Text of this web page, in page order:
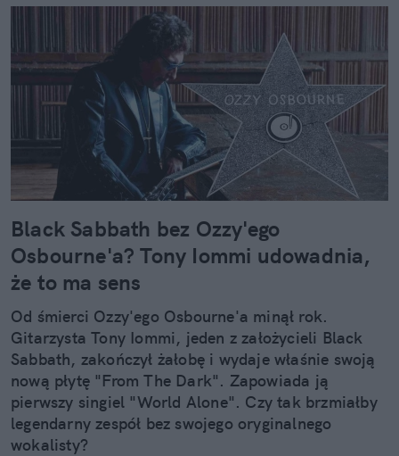
Black Sabbath bez Ozzy'ego
Osbourne'a? Tony Iommi udowadnia,
że to ma sens
Od śmierci Ozzy'ego Osbourne'a minął rok.
Gitarzysta Tony Iommi, jeden z założycieli Black
Sabbath, zakończył żałobę i wydaje właśnie swoją
nową płytę "From The Dark". Zapowiada ją
pierwszy singiel "World Alone". Czy tak brzmiałby
legendarny zespół bez swojego oryginalnego
wokalisty?